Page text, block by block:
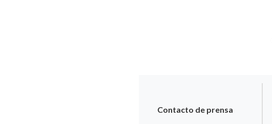
Contacto de prensa